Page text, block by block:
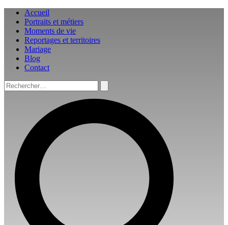
Aller
contenu
Accueil
Portraits et métiers
Moments de vie
Reportages et territoires
Mariage
Blog
Contact
Rechercher :